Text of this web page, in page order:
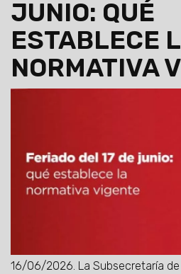
JUNIO: QUÉ
ESTABLECE
NORMATIVA
16/06/2026. La Subsecretaría